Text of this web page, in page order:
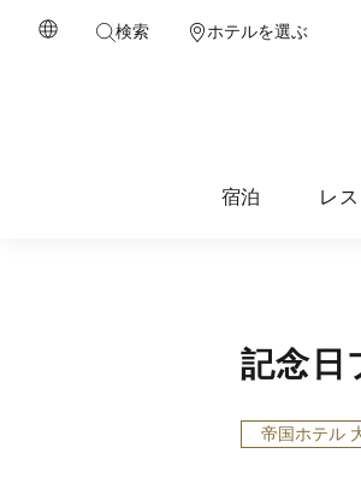
検索 ホテルを選ぶ
宿泊 レ
記念日
帝国ホテル